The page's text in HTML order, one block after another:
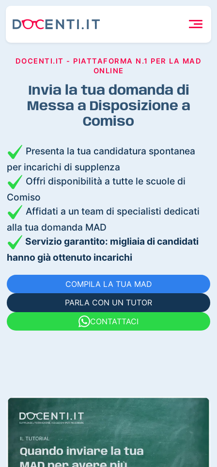
DOCENTI.IT - PIATTAFORMA N.1 PER LA MAD
ONLINE
Invia la tua domanda di
Messa a Disposizione a
Comiso
Presenta la tua candidatura spontanea
per incarichi di supplenza
Offri disponibilità a tutte le scuole di
Comiso
Affidati a un team di specialisti dedicati
alla tua domanda MAD
Servizio garantito: migliaia di candidati
hanno già ottenuto incarichi
COMPILA LA TUA MAD
PARLA CON UN TUTOR
CONTATTACI